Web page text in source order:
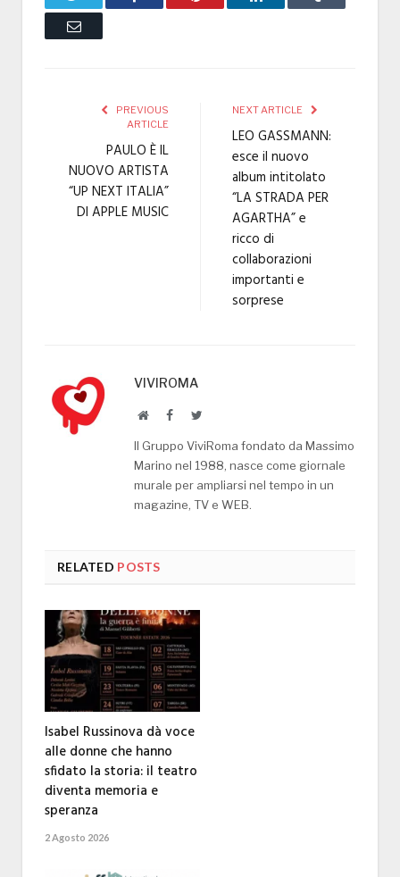
Email
PREVIOUS
ARTICLE
PAULO È IL
NUOVO ARTISTA
“UP NEXT ITALIA”
DI APPLE MUSIC
NEXT ARTICLE
LEO GASSMANN:
esce il nuovo
album intitolato
“LA STRADA PER
AGARTHA” e
ricco di
collaborazioni
importanti e
sorprese
VIVIROMA
WebsiteFacebookTwitter
Il Gruppo ViviRoma fondato da Massimo
Marino nel 1988, nasce come giornale
murale per ampliarsi nel tempo in un
magazine, TV e WEB.
RELATED POSTS
Isabel Russinova dà voce
alle donne che hanno
sfidato la storia: il teatro
diventa memoria e
speranza
2 Agosto 2026